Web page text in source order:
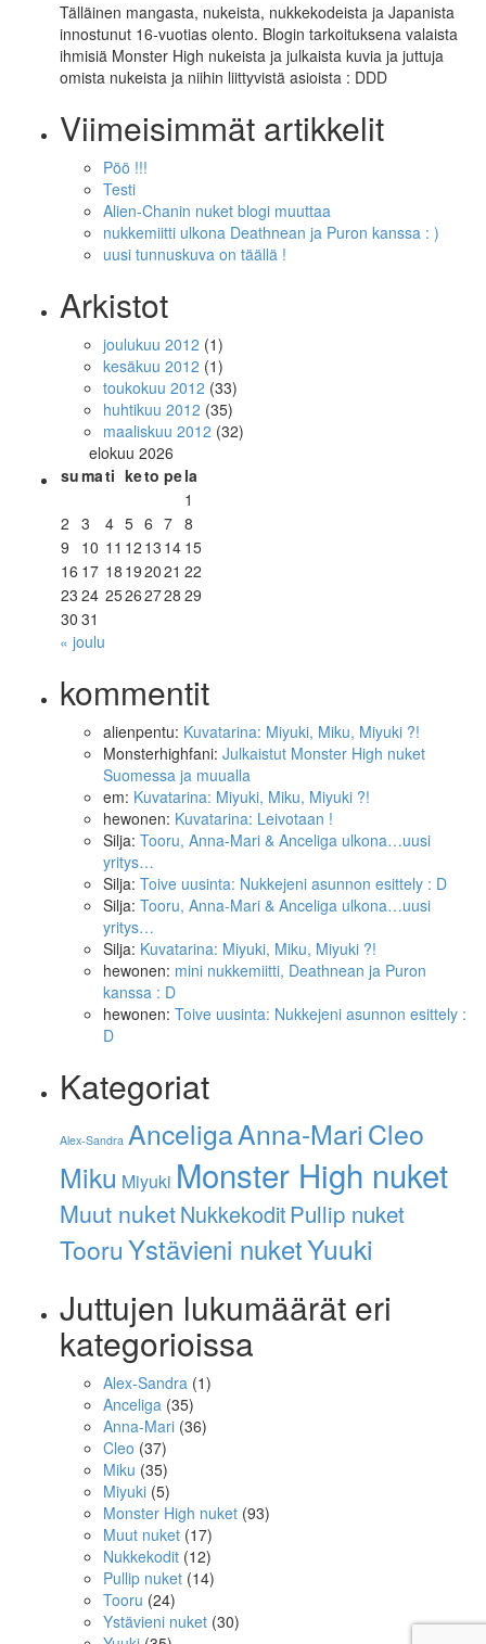
Tälläinen mangasta, nukeista, nukkekodeista ja Japanista
innostunut 16-vuotias olento. Blogin tarkoituksena valaista
ihmisiä Monster High nukeista ja julkaista kuvia ja juttuja
omista nukeista ja niihin liittyvistä asioista : DDD
Viimeisimmät artikkelit
Pöö !!!
Testi
Alien-Chanin nuket blogi muuttaa
nukkemiitti ulkona Deathnean ja Puron kanssa : )
uusi tunnuskuva on täällä !
Arkistot
joulukuu 2012 (1)
kesäkuu 2012 (1)
toukokuu 2012 (33)
huhtikuu 2012 (35)
maaliskuu 2012 (32)
elokuu 2026
sumati keto pela
1
2 3 4 5 6 7 8
9
10 11 12 13 14 15
16 17 18 192021 22
23 24 25262728 29
30 31
« joulu
kommentit
alienpentu: Kuvatarina: Miyuki, Miku, Miyuki ?!
Monsterhighfani: Julkaistut Monster High nuket
Suomessa ja muualla
em: Kuvatarina: Miyuki, Miku, Miyuki ?!
hewonen: Kuvatarina: Leivotaan !
Silja: Tooru, Anna-Mari & Anceliga ulkona…uusi
yritys…
Silja: Toive uusinta: Nukkejeni asunnon esittely : D
Silja: Tooru, Anna-Mari & Anceliga ulkona…uusi
yritys…
Silja: Kuvatarina: Miyuki, Miku, Miyuki ?!
hewonen: mini nukkemiitti, Deathnean ja Puron
kanssa : D
hewonen: Toive uusinta: Nukkejeni asunnon esittely :
D
Kategoriat
Alex-Sandra AnceligaAnna-MariCleo
Miku Miyuki Monster High nuket
Muut nuketNukkekoditPullip nuket
TooruYstävieni nuketYuuki
Juttujen lukumäärät eri
kategorioissa
Alex-Sandra (1)
Anceliga (35)
Anna-Mari (36)
Cleo (37)
Miku (35)
Miyuki (5)
Monster High nuket (93)
Muut nuket (17)
Nukkekodit (12)
Pullip nuket (14)
Tooru (24)
Ystävieni nuket (30)